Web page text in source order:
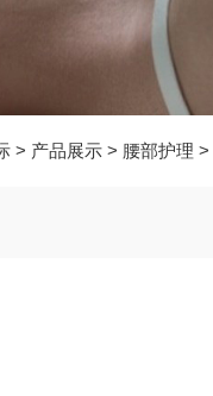
> 产品展示 > 腰部护理 >